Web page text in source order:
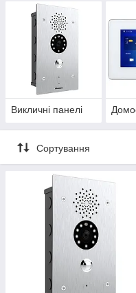
Викличні панелі
Сортування